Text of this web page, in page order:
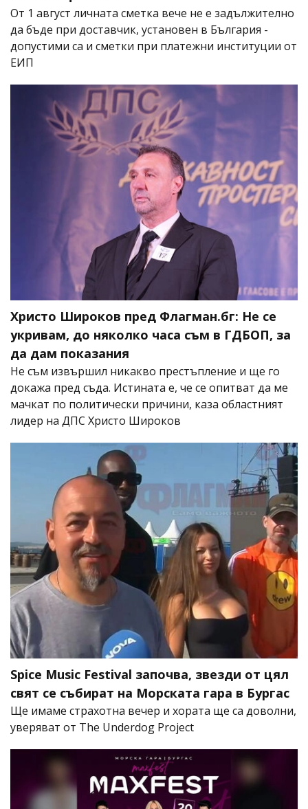
От 1 август личната сметка вече не е задължително
да бъде при доставчик, установен в България -
допустими са и сметки при платежни институции от
ЕИП
Христо Широков пред Флагман.бг: Не се
укривам, до няколко часа съм в ГДБОП, за
да дам показания
Не съм извършил никакво престъпление и ще го
докажа пред съда. Истината е, че се опитват да ме
мачкат по политически причини, каза областният
лидер на ДПС Христо Широков
Spice Music Festival започва, звезди от цял
свят се събират на Морската гара в Бургас
Ще имаме страхотна вечер и хората ще са доволни,
уверяват от The Underdog Project